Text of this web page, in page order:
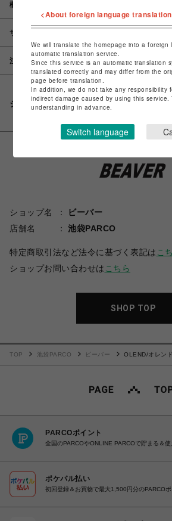
概要
サイズ
注意事項
シェアする
ショップ名
ビーバー
店舗名
池袋PARCO
特定商取引法など法令に基づく表記は こ
ショップお問い合わせは こちら
SHOP TOP
TOP 池袋PARCO ビーバー
OLEND/オレン
PARCOポイント
全国のPARCOやONLINE PARCOで貯まる＆使
ポケパル払い
初回登録＆お買物で最大1,500円分のPARCO
<About foreign language
We will translate the homepage into a foreign
automatic translation service.
Since this service is an automatic translation
translated correctly and may differ from the
page before translation.
In addition, we do not take any responsibility
indirect damage caused by using this
understanding in advance.
Switch language